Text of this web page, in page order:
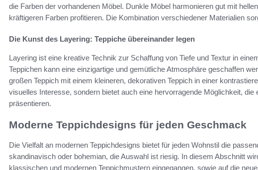
die Farben der vorhandenen Möbel. Dunkle Möbel harmonieren gut mit
kräftigeren Farben profitieren. Die Kombination verschiedener Materialien
Die Kunst des Layering: Teppiche übereinander legen
Layering ist eine kreative Technik zur Schaffung von Tiefe und Textur in
Teppichen kann eine einzigartige und gemütliche Atmosphäre geschaffen
großen Teppich mit einem kleineren, dekorativen Teppich in einer
visuelles Interesse, sondern bietet auch eine hervorragende Möglichkeit,
präsentieren.
Moderne Teppichdesigns für jeden Geschmack
Die Vielfalt an modernen Teppichdesigns bietet für jeden Wohnstil die
skandinavisch oder bohemian, die Auswahl ist riesig. In diesem Abschnitt
klassischen und modernen Teppichmustern eingegangen, sowie auf die